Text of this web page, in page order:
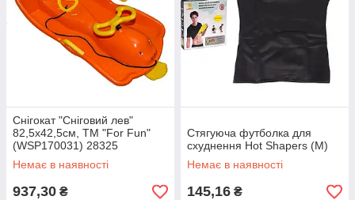
Снігокат "Сніговий лев"
82,5х42,5см, ТМ "For Fun"
(WSP170031) 28325
Немає в наявності
937,30 ₴
Стягуюча футболка для
схуднення Hot Shapers (M)
Немає в наявності
145,16 ₴